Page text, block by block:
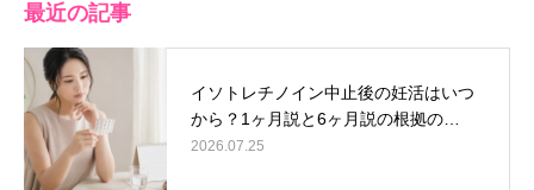
最近の記事
イソトレチノイン中止後の妊活はいつ
から？1ヶ月説と6ヶ月説の根拠の…
2026.07.25